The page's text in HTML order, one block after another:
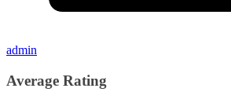
admin
Average Rating